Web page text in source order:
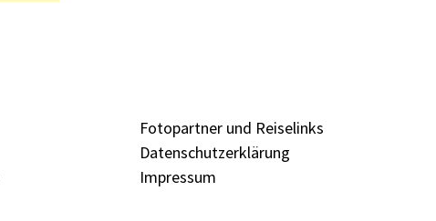
Fotopartner und Reiselinks
Datenschutzerklärung
Impressum